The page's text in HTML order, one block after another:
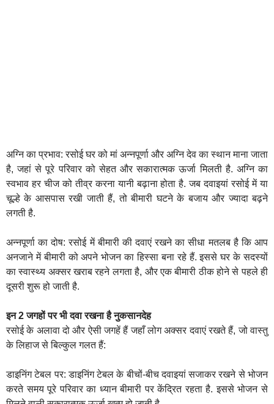
अग्नि का प्रभाव: रसोई घर को मां अन्नपूर्णा और अग्नि देव का स्थान माना जाता
है, जहां से पूरे परिवार को सेहत और सकारात्मक ऊर्जा मिलती है. अग्नि का
स्वभाव हर चीज को तीव्र करना यानी बढ़ाना होता है. जब दवाइयां रसोई में या
चूल्हे के आसपास रखी जाती हैं, तो बीमारी घटने के बजाय और ज्यादा बढ़ने
लगती है.
अन्नपूर्णा का दोष: रसोई में बीमारी की दवाएं रखने का सीधा मतलब है कि आप
अनजाने में बीमारी को अपने भोजन का हिस्सा बना रहे हैं. इससे घर के सदस्यों
का स्वास्थ्य अक्सर खराब रहने लगता है, और एक बीमारी ठीक होने से पहले ही
दूसरी शुरू हो जाती है.
इन 2 जगहों पर भी दवा रखना है नुकसानदेह
रसोई के अलावा दो और ऐसी जगहें हैं जहाँ लोग अक्सर दवाएं रखते हैं, जो वास्तु
के लिहाज से बिल्कुल गलत हैं:
डाइनिंग टेबल पर: डाइनिंग टेबल के बीचों-बीच दवाइयां सजाकर रखने से भोजन
करते समय पूरे परिवार का ध्यान बीमारी पर केंद्रित रहता है. इससे भोजन से